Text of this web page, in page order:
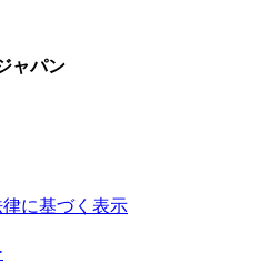
ャパン
に基づく表示